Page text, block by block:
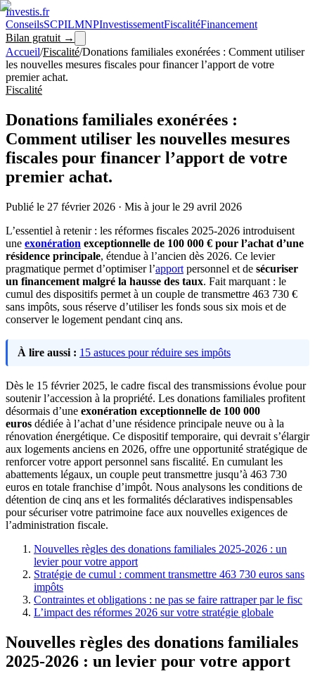
Investis.fr
ConseilsSCPILMNPInvestissementFiscalitéFinancement
Bilan gratuit →
Accueil/Fiscalité/Donations familiales exonérées : Comment utiliser
les nouvelles mesures fiscales pour financer l’apport de votre
premier achat.
Fiscalité
Donations familiales exonérées :
Comment utiliser les nouvelles mesures
fiscales pour financer l’apport de votre
premier achat.
Publié le 27 février 2026 · Mis à jour le 29 avril 2026
L’essentiel à retenir : les réformes fiscales 2025-2026 introduisent
une exonération exceptionnelle de 100 000 € pour l’achat d’une
résidence principale, étendue à l’ancien dès 2026. Ce levier
pragmatique permet d’optimiser l’apport personnel et de sécuriser
un financement malgré la hausse des taux. Fait marquant : le
cumul des dispositifs permet à un couple de transmettre 463 730 €
sans impôts, sous réserve d’utiliser les fonds sous six mois et de
conserver le logement pendant cinq ans.
À lire aussi : 15 astuces pour réduire ses impôts
Dès le 15 février 2025, le cadre fiscal des transmissions évolue pour
soutenir l’accession à la propriété. Les donations familiales profitent
désormais d’une exonération exceptionnelle de 100 000
euros dédiée à l’achat d’une résidence principale neuve ou à la
rénovation énergétique. Ce dispositif temporaire, qui devrait s’élargir
aux logements anciens en 2026, offre une opportunité stratégique de
renforcer votre apport personnel sans fiscalité. En cumulant les
abattements légaux, un couple peut transmettre jusqu’à 463 730
euros en totale franchise d’impôt. Nous analysons les conditions de
détention de cinq ans et les formalités déclaratives indispensables
pour sécuriser votre patrimoine face aux nouvelles exigences de
l’administration fiscale.
Nouvelles règles des donations familiales 2025-2026 : un
levier pour votre apport
Stratégie de cumul : comment transmettre 463 730 euros sans
impôts
Contraintes et obligations : ne pas se faire rattraper par le fisc
L’impact des réformes 2026 sur votre stratégie globale
Nouvelles règles des donations familiales
2025-2026 : un levier pour votre apport